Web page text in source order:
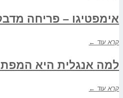
אימפטיגו – פריחה
קרא עוד ←
למה אנגלית היא
קרא עוד ←